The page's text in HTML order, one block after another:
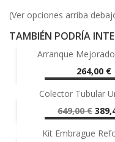
(Ver opciones arriba
TAMBIÉN PODRÍA
Arranque Mejorado
Precio
264,00 €
AÑADIR AL
¡EN OFERTA!
-40%
Colector Tubular
Precio
base
649,00 €
AÑADIR AL
Kit Embrague